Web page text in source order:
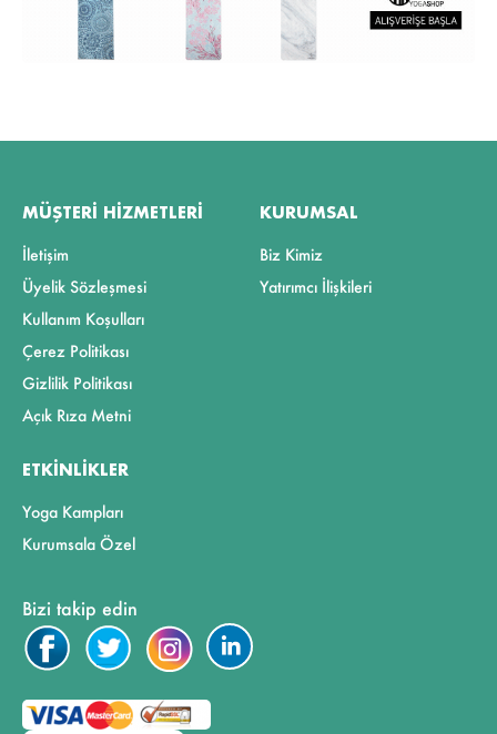
MÜŞTERI HIZMETLERI
İletişim
Üyelik Sözleşmesi
Kullanım Koşulları
Çerez Politikası
Gizlilik Politikası
Açık Rıza Metni
KURUMSAL
Biz Kimiz
Yatırımcı İlişkileri
ETKINLIKLER
Yoga Kampları
Kurumsala Özel
Bizi takip edin